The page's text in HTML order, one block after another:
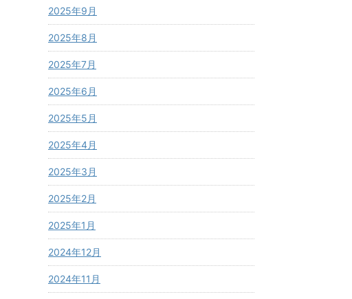
2025年9月
2025年8月
2025年7月
2025年6月
2025年5月
2025年4月
2025年3月
2025年2月
2025年1月
2024年12月
2024年11月